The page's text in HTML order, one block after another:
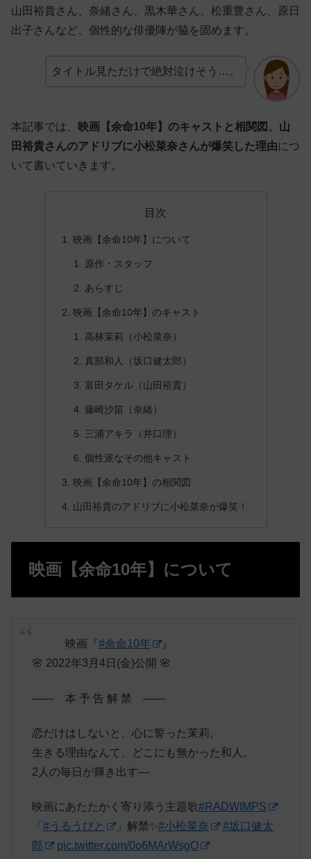
山田裕貴さん、奈緒さん、黒木華さん、松重豊さん、原日
出子さんなど、個性的な俳優陣が脇を固めます。
タイトル見ただけで絶対泣けそう…。
本記事では、
映画【余命10年】のキャストと相関図、山
田裕貴さんのアドリブに小松菜奈さんが爆笑した理由につ
いて書いていきます。
目次
映画【余命10年】について
原作・スタッフ
あらすじ
映画【余命10年】のキャスト
高林茉莉（小松菜奈）
真部和人（坂口健太郎）
富田タケル（山田裕貴）
藤崎沙苗（奈緒）
三浦アキラ（井口理）
個性派なその他キャスト
映画【余命10年】の相関図
山田裕貴のアドリブに小松菜奈が爆笑！
映画【余命10年】について
⠀⠀⠀⠀映画『#余命10年
』
🌸 2022年3月4日(金)公開 🌸
—— 本 予 告 解 禁 ——
恋だけはしないと、心に誓った茉莉。
生きる理由なんて、どこにも無かった和人。
2人の毎日が輝き出す―
映画にあたたかく寄り添う主題歌#RADWIMPS
「 #うるうびと 」解禁✨#小松菜奈
#坂口健太
郎
pic.twitter.com/0o6MArWsgO